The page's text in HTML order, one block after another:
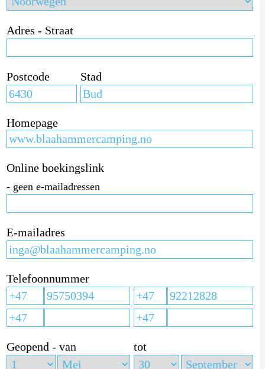
Adres - Straat
Postcode Stad
Homepage
Online boekingslink
- geen e-mailadressen
E-mailadres
Telefoonnummer
Geopend - van tot